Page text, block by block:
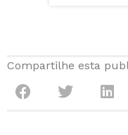
Compartilhe esta